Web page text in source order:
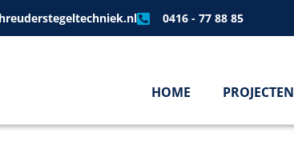
0416 - 77 88 85
HOME PROJECTEN